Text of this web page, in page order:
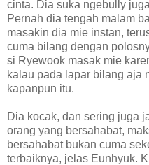
cinta. Dia suka ngebully
Pernah dia tengah malam
masakin dia mie instan,
cuma bilang dengan
si Ryewook masak mie
kalau pada lapar bilang aja
kapanpun itu.
Dia kocak, dan sering juga
orang yang bersahabat,
bersahabat bukan cuma
terbaiknya, jelas Eunhyuk.